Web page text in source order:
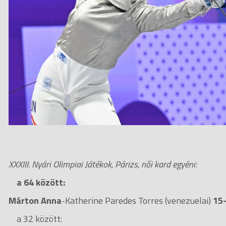
XXXIII. Nyári Olimpiai Játékok, Párizs, női kard egyéni:
a 64 között:
Márton Anna-Katherine Paredes Torres (venezuelai)
a 32 között: